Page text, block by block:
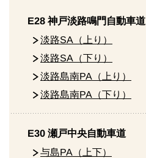
E28 神戸淡路鳴門自動車道
淡路SA（上り）
淡路SA（下り）
淡路島南PA（上り）
淡路島南PA（下り）
E30 瀬戸中央自動車道
与島PA（上下）